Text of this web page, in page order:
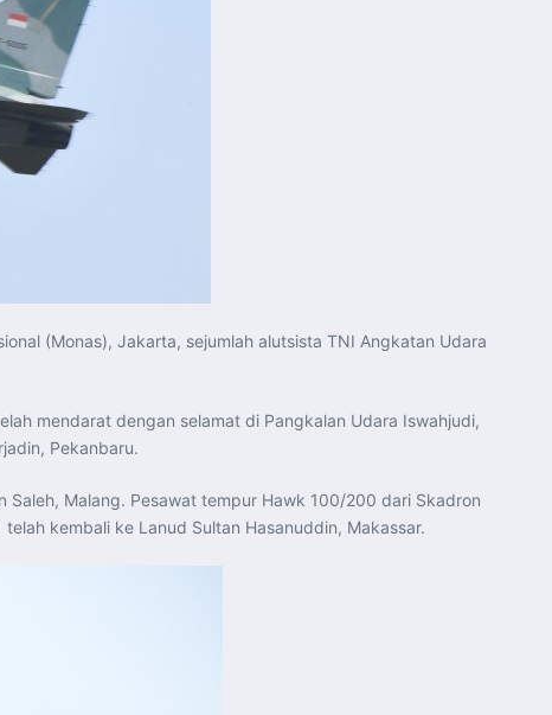
(Monas), Jakarta, sejumlah alutsista TNI Angkatan Udara
mendarat dengan selamat di Pangkalan Udara Iswahjudi,
Pekanbaru.
Malang. Pesawat tempur Hawk 100/200 dari Skadron
kembali ke Lanud Sultan Hasanuddin, Makassar.